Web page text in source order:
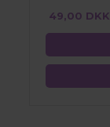
49,00 DKK